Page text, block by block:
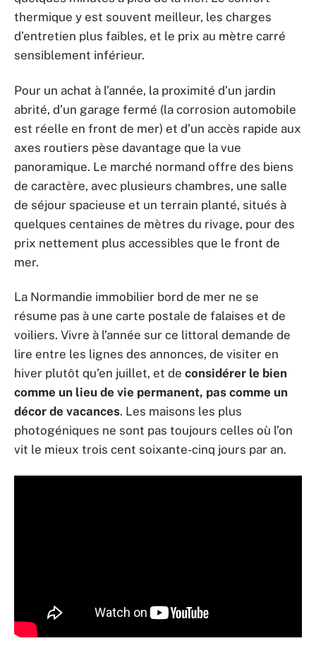
thermique y est souvent meilleur, les charges
d’entretien plus faibles, et le prix au mètre carré
sensiblement inférieur.
Pour un achat à l’année, la proximité d’un jardin
abrité, d’un garage fermé (la corrosion automobile
est réelle en front de mer) et d’un accès rapide aux
axes routiers pèse davantage que la vue
panoramique. Le marché normand offre des biens
de caractère, avec plusieurs chambres, une salle
de séjour spacieuse et un terrain planté, situés à
quelques centaines de mètres du rivage, pour des
prix nettement plus accessibles que le front de
mer.
La Normandie immobilier bord de mer ne se
résume pas à une carte postale de falaises et de
voiliers. Vivre à l’année sur ce littoral demande de
lire entre les lignes des annonces, de visiter en
hiver plutôt qu’en juillet, et de considérer le bien
comme un lieu de vie permanent, pas comme un
décor de vacances. Les maisons les plus
photogéniques ne sont pas toujours celles où l’on
vit le mieux trois cent soixante-cinq jours par an.